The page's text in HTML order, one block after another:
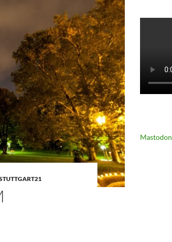
Mastodon